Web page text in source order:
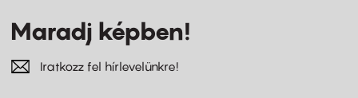
Maradj képben!
Iratkozz fel hírlevelünkre!